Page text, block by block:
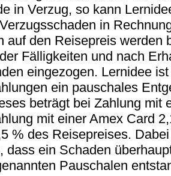
in Verzug, so kann
in
auf den Reisepreis werden
Fälligkeiten und nach
eingezogen. Lernidee
ein pauschales
beträgt bei Zahlung mit
mit einer Amex Card
% des Reisepreises.
dass ein Schaden
Pauschalen